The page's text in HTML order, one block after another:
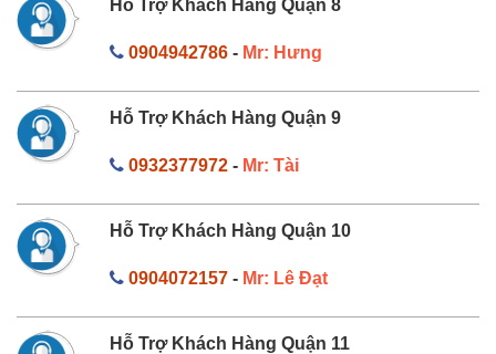
Hỗ Trợ Khách Hàng Quận 8
0904942786- Mr: Hưng
Hỗ Trợ Khách Hàng Quận 9
0932377972- Mr: Tài
Hỗ Trợ Khách Hàng Quận 10
0904072157- Mr: Lê Đạt
Hỗ Trợ Khách Hàng Quận 11